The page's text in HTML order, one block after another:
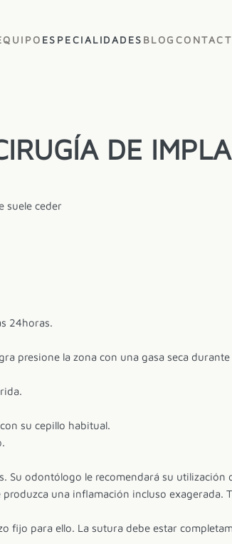
ESPECIALIDADES BLOG
DE
suele ceder
24horas.
presione la zona con una gasa seca
su cepillo habitual.
Su odontólogo le recomendará su
una inflamación incluso exagerada.
para ello. La sutura debe estar